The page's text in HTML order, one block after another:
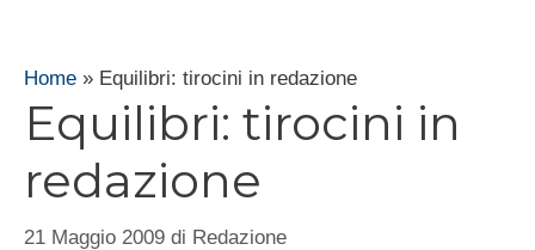
Home » Equilibri: tirocini in redazione
Equilibri: tirocini in
redazione
21 Maggio 2009 di Redazione